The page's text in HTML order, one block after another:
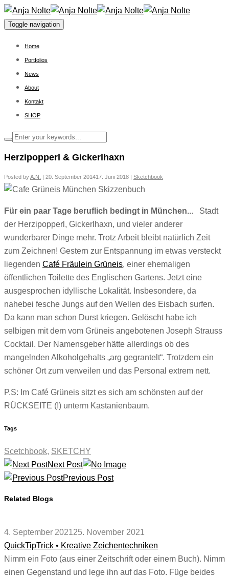
Toggle navigation
Home
Portfolios
News
About
Kontakt
SHOP
Herzipopperl & Gickerlhaxn
Posted byA.N. | 20. September 201417. Juni 2018 | Sketchbook
Für ein paar Tage beruflich bedingt in München... Stadt
der Herzipopperl, Gickerlhaxn, und vieler anderer
wunderbarer Dinge mehr. Trotz Arbeit bleibt natürlich Zeit
zum Zeichnen! Gestern zur Entspannung im etwas versteckt
liegenden Café Fräulein Grüneis, einer ehemaligen
öffentlichen Toilette des Englischen Gartens. Jetzt eine
ausgesprochen idyllische Lokalität. Insbesondere, da
nahebei fesche Jungs auf den Wellen des Eisbach surfen.
Da kann man schon Durst kriegen. Gelöscht habe ich
selbigen mit dem vom Grüneis angebotenen Joseph Strauss
Cocktail. Der Namensgeber hätte allerdings ob des
mangelnden Alkoholgehalts „arg gegrantelt“. Trotzdem ein
schöner Ort zum verweilen und das Personal extrem nett.
P.S: Im Café Grüneis sitzt es sich am schönsten auf der
RÜCKSEITE (!) unterm Kastanienbaum.
Tags
Scetchbook, SKETCHY
Next Post
Previous Post
Related Blogs
4. September 202125. November 2021
QuickTipTrick • Kreative Zeichentechniken
Nimm ein Foto (aus einer Zeitschrift oder einem Buch). Nimm
einen Gegenstand und lege ihn auf das Foto. Füge beides